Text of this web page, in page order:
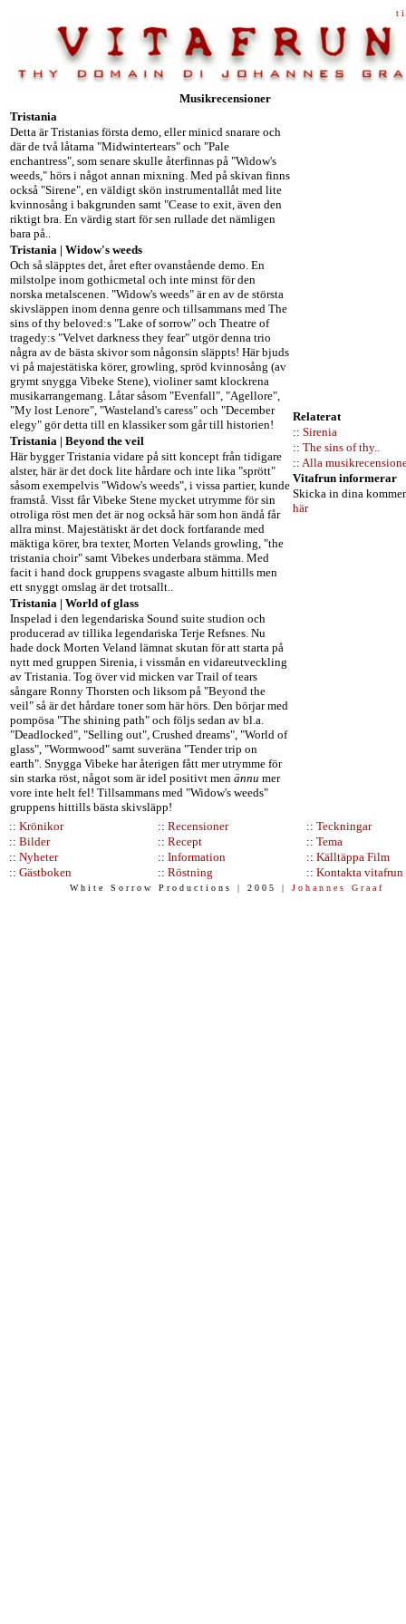
t i
Musikrecensioner
Tristania
Detta är Tristanias första demo, eller minicd snarare och
där de två låtarna "Midwintertears" och "Pale
enchantress", som senare skulle återfinnas på "Widow's
weeds," hörs i något annan mixning. Med på skivan finns
också "Sirene", en väldigt skön instrumentallåt med lite
kvinnosång i bakgrunden samt "Cease to exit, även den
riktigt bra. En värdig start för sen rullade det nämligen
bara på..
Tristania | Widow's weeds
Och så släpptes det, året efter ovanstående demo. En
milstolpe inom gothicmetal och inte minst för den
norska metalscenen. "Widow's weeds" är en av de största
skivsläppen inom denna genre och tillsammans med The
sins of thy beloved:s "Lake of sorrow" och Theatre of
tragedy:s "Velvet darkness they fear" utgör denna trio
några av de bästa skivor som någonsin släppts! Här bjuds
vi på majestätiska körer, growling, spröd kvinnosång (av
grymt snygga Vibeke Stene), violiner samt klockrena
musikarrangemang. Låtar såsom "Evenfall", "Agellore",
"My lost Lenore", "Wasteland's caress" och "December
elegy" gör detta till en klassiker som går till historien!
Tristania | Beyond the veil
Här bygger Tristania vidare på sitt koncept från tidigare
alster, här är det dock lite hårdare och inte lika "sprött"
såsom exempelvis "Widow's weeds", i vissa partier, kunde
framstå. Visst får Vibeke Stene mycket utrymme för sin
otroliga röst men det är nog också här som hon ändå får
allra minst. Majestätiskt är det dock fortfarande med
mäktiga körer, bra texter, Morten Velands growling, "the
tristania choir" samt Vibekes underbara stämma. Med
facit i hand dock gruppens svagaste album hittills men
ett snyggt omslag är det trotsallt..
Tristania | World of glass
Inspelad i den legendariska Sound suite studion och
producerad av tillika legendariska Terje Refsnes. Nu
hade dock Morten Veland lämnat skutan för att starta på
nytt med gruppen Sirenia, i vissmån en vidareutveckling
av Tristania. Tog över vid micken var Trail of tears
sångare Ronny Thorsten och liksom på "Beyond the
veil" så är det hårdare toner som här hörs. Den börjar med
pompösa "The shining path" och följs sedan av bl.a.
"Deadlocked", "Selling out", Crushed dreams", "World of
glass", "Wormwood" samt suveräna "Tender trip on
earth". Snygga Vibeke har återigen fått mer utrymme för
sin starka röst, något som är idel positivt men ännu mer
vore inte helt fel! Tillsammans med "Widow's weeds"
gruppens hittills bästa skivsläpp!
Relaterat
:: Sirenia
:: The sins of thy..
:: Alla
Vitafrun informerar
Skicka in dina
här
:: Krönikor :: Recensioner :: Teckningar
:: Bilder :: Recept :: Tema
:: Nyheter :: Information :: Källtäppa Film
:: Gästboken :: Röstning :: Kontakta vitafrun
W h i t e S o r r o w P r o d u c t i o n s | 2 0 0 5 | J o h a n n e s G r a a f